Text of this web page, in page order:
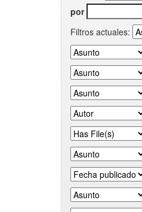
por
Filtros actuales: